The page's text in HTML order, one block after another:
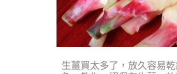
生薑買太多了，放久容易乾